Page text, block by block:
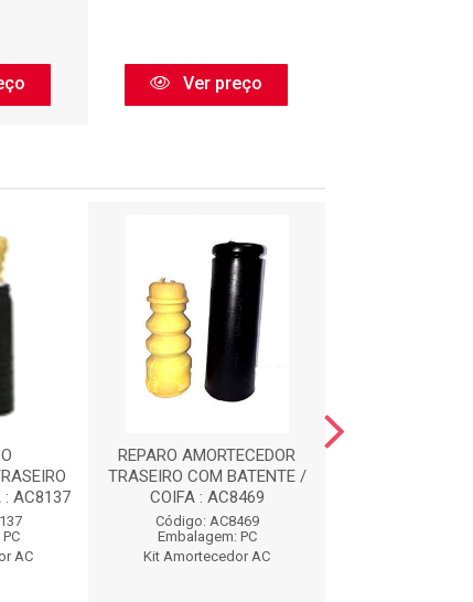
Ver preço
: AC8137
AC
REPARO AMORTECEDOR
TRASEIRO COM BATENTE /
COIFA : AC8469
Código: AC8469
Embalagem: PC
Kit Amortecedor AC